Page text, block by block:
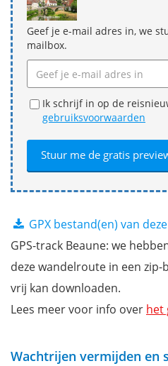
Geef je e-mail adres in, we
mailbox.
Ik schrijf in op de
gebruiksvoorwaarden
GPX bestand(en) van
GPS-track Beaune: we
deze wandelroute in een
vrij kan downloaden.
Lees meer voor info over het
Wachtrijen vermijden en